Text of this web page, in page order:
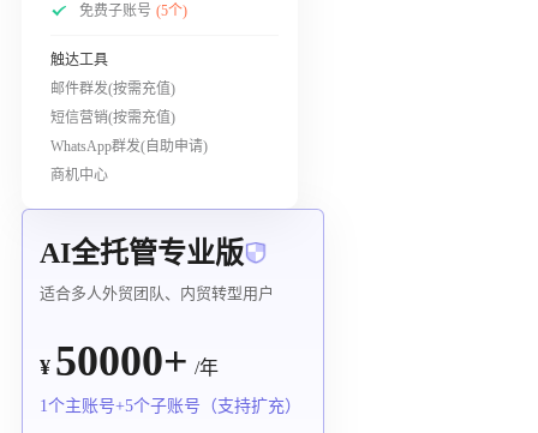
免费子账号 (5个)
触达工具
邮件群发(按需充值)
短信营销(按需充值)
WhatsApp群发(自助申请)
商机中心
AI全托管专业版
适合多人外贸团队、内贸转型用户
¥ 50000+ /年
1个主账号+5个子账号（支持扩充）